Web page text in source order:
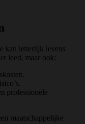
kan letterlijk levens
leed, maar ook:
professionele
maatschappelijke